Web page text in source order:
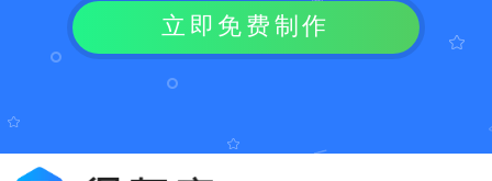
立即免费制作